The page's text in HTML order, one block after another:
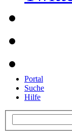
Portal
Suche
Hilfe